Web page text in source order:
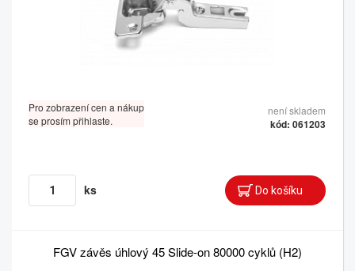
Pro zobrazení cen a nákup
se prosím přihlaste.
není skladem
kód: 061203
ks
FGV závěs úhlový 45 Slide-on 80000 cyklů (H2)